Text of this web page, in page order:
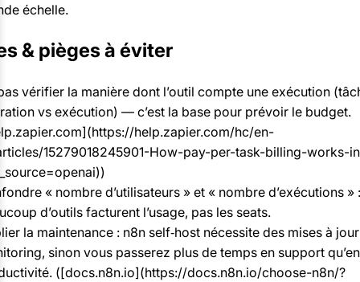
échelle.
& pièges à éviter
vérifier la manière dont l’outil compte une exécution
vs exécution) — c’est la base pour prévoir le budget.
help.zapier.com/hc/en-
15279018245901-How-pay-per-task-billing-works-
« nombre d’utilisateurs » et « nombre d’exécutions » :
d’outils facturent l’usage, pas les seats.
la maintenance : n8n self‑host nécessite des mises à
sinon vous passerez plus de temps en support qu’en
([docs.n8n.io](https://docs.n8n.io/choose-n8n/?